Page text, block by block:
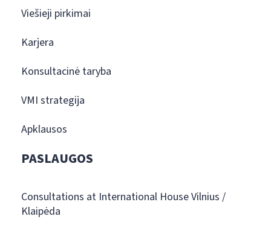
Viešieji pirkimai
Karjera
Konsultacinė taryba
VMI strategija
Apklausos
PASLAUGOS
Consultations at International House Vilnius /
Klaipėda